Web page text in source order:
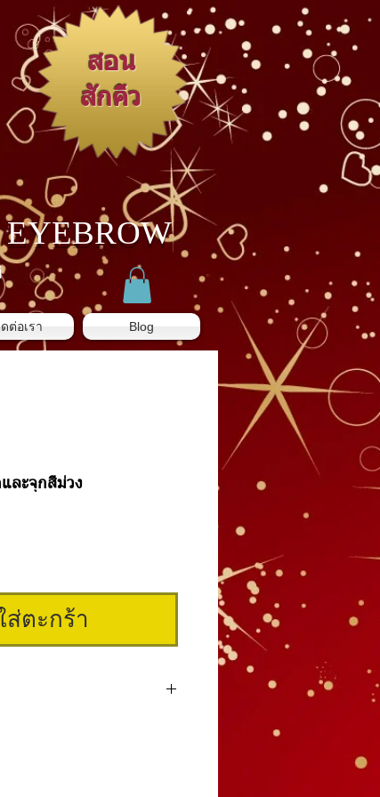
สอน
สักคิ้ว
ต่อเรา Blog
ละจุกสีม่วง
ส่ตะกร้า
เขียว